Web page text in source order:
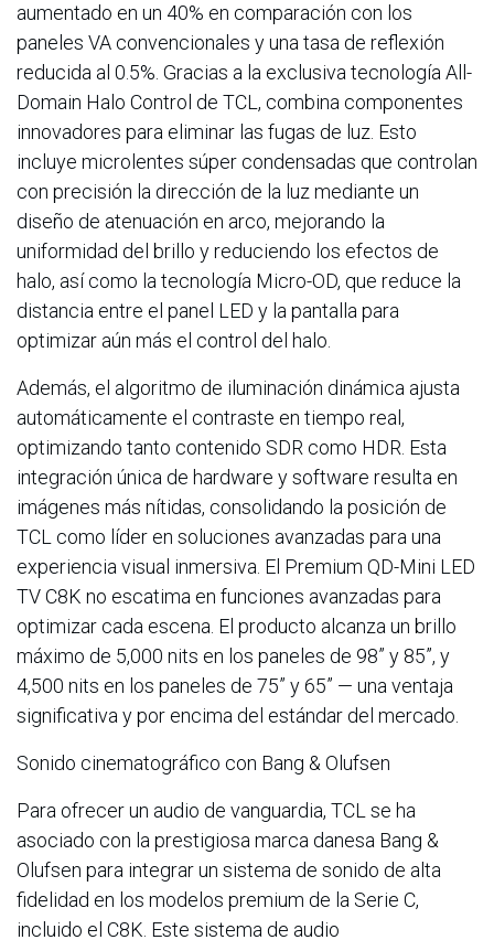
aumentado en un 40% en comparación con los
paneles VA convencionales y una tasa de reflexión
reducida al 0.5%. Gracias a la exclusiva tecnología All-
Domain Halo Control de TCL, combina componentes
innovadores para eliminar las fugas de luz. Esto
incluye microlentes súper condensadas que controlan
con precisión la dirección de la luz mediante un
diseño de atenuación en arco, mejorando la
uniformidad del brillo y reduciendo los efectos de
halo, así como la tecnología Micro-OD, que reduce la
distancia entre el panel LED y la pantalla para
optimizar aún más el control del halo.
Además, el algoritmo de iluminación dinámica ajusta
automáticamente el contraste en tiempo real,
optimizando tanto contenido SDR como HDR. Esta
integración única de hardware y software resulta en
imágenes más nítidas, consolidando la posición de
TCL como líder en soluciones avanzadas para una
experiencia visual inmersiva. El Premium QD-Mini LED
TV C8K no escatima en funciones avanzadas para
optimizar cada escena. El producto alcanza un brillo
máximo de 5,000 nits en los paneles de 98” y 85”, y
4,500 nits en los paneles de 75” y 65” — una ventaja
significativa y por encima del estándar del mercado.
Sonido cinematográfico con Bang & Olufsen
Para ofrecer un audio de vanguardia, TCL se ha
asociado con la prestigiosa marca danesa Bang &
Olufsen para integrar un sistema de sonido de alta
fidelidad en los modelos premium de la Serie C,
incluido el C8K. Este sistema de audio